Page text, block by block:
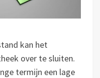
kan het
over te sluiten.
termijn een lage